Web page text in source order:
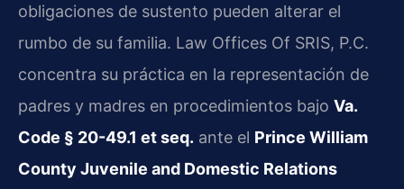
obligaciones de sustento pueden alterar el
rumbo de su familia. Law Offices Of SRIS, P.C.
concentra su práctica en la representación de
padres y madres en procedimientos bajo Va.
Code § 20-49.1 et seq. ante el Prince William
County Juvenile and Domestic Relations